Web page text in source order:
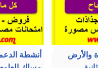
والأرض
أنشطة الدعم